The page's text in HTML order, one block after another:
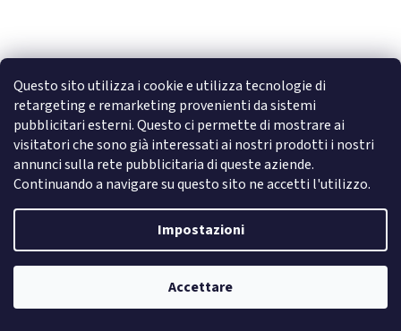
Questo sito utilizza i cookie e utilizza tecnologie di
retargeting e remarketing provenienti da sistemi
pubblicitari esterni. Questo ci permette di mostrare ai
visitatori che sono già interessati ai nostri prodotti i nostri
annunci sulla rete pubblicitaria di queste aziende.
Continuando a navigare su questo sito ne accetti l'utilizzo.
Impostazioni
Accettare
White Metallic
Nel carrello
Smalto classico extra pigmentato adatto per la tecnica ""stamping"".
Newsletter